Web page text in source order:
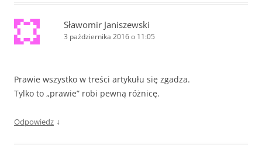
Sławomir Janiszewski
3 października 2016 o 11:05
Prawie wszystko w treści artykułu się zgadza.
Tylko to „prawie” robi pewną różnicę.
Odpowiedz ↓